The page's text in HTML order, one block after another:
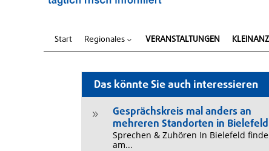
Start Regionales 3 VERANSTALTUNGEN
Das könnte Sie auch interessieren
9
Gesprächskreis mal anders an
mehreren Standorten in Bielefeld
Sprechen & Zuhören In Bielefeld
am...